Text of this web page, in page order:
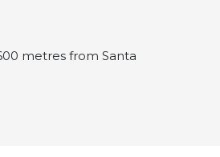
metres from Santa